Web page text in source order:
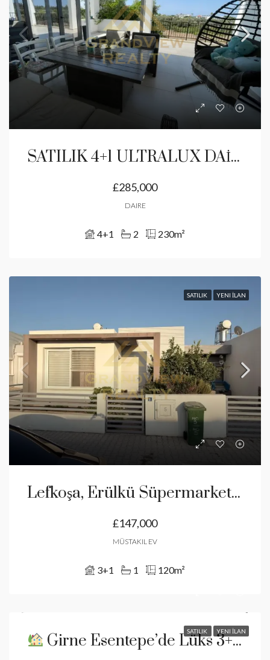
SATILIK 4+1 ULTRALUX DAİRE LEYMOSUN PARK ZEYTİNLİK GİRNE
£285,000
DAIRE
4+1 2 230m²
SATILIK YENI İLAN
Lefkoşa, Erülkü Süpermarket Yanı 3+1 Bahçeli Müstakil Ev
£147,000
MÜSTAKIL EV
3+1 1 120m²
SATILIK YENI İLAN
Girne Esentepe’de Lüks 3+1 Villa – Deniz Ve Dağ Manzaralı Ve Taşınmaya Hazır.Bankasız Ve Faizsiz Taksitlendirme Imkanı